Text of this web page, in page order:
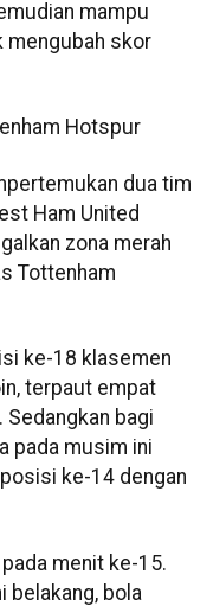
mampu
mengubah skor
Hotspur
dua tim
Ham United
zona merah
Tottenham
ke-18 klasemen
terpaut empat
bagi
pada musim ini
ke-14 dengan
menit ke-15.
belakang, bola